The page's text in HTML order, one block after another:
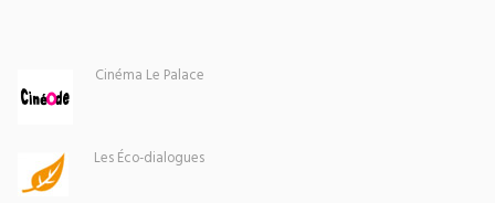
Cinéma Le Palace
Les Éco-dialogues